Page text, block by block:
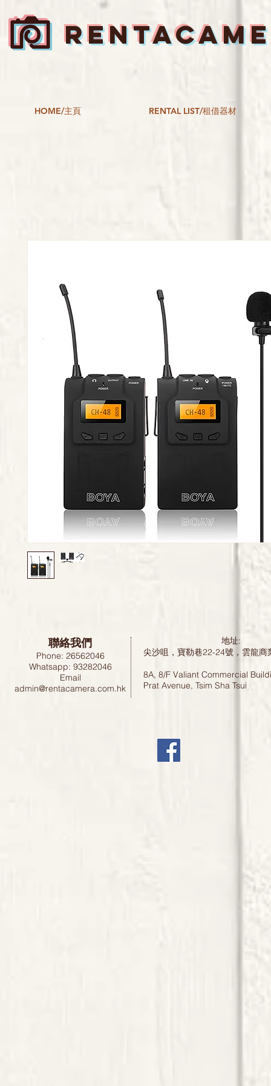
HOME/主頁 RENTAL LIST/租借器材
聯絡我們
Phone: 26562046
Whatsapp: 93282046
Email
admin@rentacamera.com.hk
地址:
尖沙咀，寶勒巷22-24號，雲龍
8A, 8/F Valiant Commercial
Prat Avenue, Tsim Sha Tsui